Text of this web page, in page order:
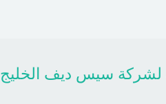
لشركة سيس ديف الخليج